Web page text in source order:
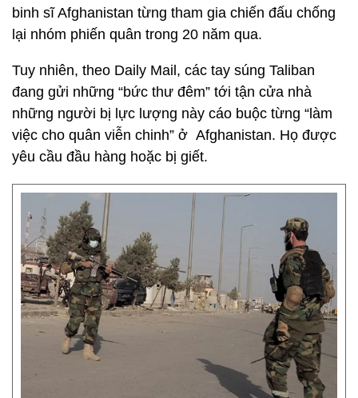
binh sĩ Afghanistan từng tham gia chiến đấu chống
lại nhóm phiến quân trong 20 năm qua.
Tuy nhiên, theo Daily Mail, các tay súng Taliban
đang gửi những “bức thư đêm” tới tận cửa nhà
những người bị lực lượng này cáo buộc từng “làm
việc cho quân viễn chinh” ở Afghanistan. Họ được
yêu cầu đầu hàng hoặc bị giết.